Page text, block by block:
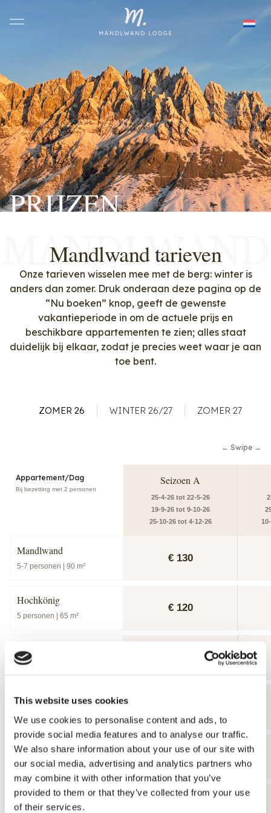
This website uses cookies
We use cookies to personalise content and ads, to
provide social media features and to analyse our traffic.
We also share information about your use of our site with
our social media, advertising and analytics partners who
may combine it with other information that you’ve
provided to them or that they’ve collected from your use
of their services.
PRIJZEN
Mandlwand tarieven
Onze tarieven wisselen mee met de berg: winter is
anders dan zomer. Druk onderaan deze pagina op de
“Nu boeken” knop, geeft de gewenste
vakantieperiode in om de actuele prijs en
beschikbare appartementen te zien; alles staat
duidelijk bij elkaar, zodat je precies weet waar je aan
toe bent.
ZOMER 26 WINTER 26/27 ZOMER 27
← Swipe →
Appartement/Dag
Bij bezetting met 2 personen
Seizoen A
25-4-26 tot 22-5-26
19-9-26 tot 9-10-26
25-10-26 tot 4-12-26
Mandlwand
5-7 personen | 90 m²
€ 130
Hochkönig
5 personen | 65 m²
€ 120
Hochkeil
5 personen | 50 m²
Schneeberg
5 personen | 55 m²
Grossglockner
4 personen | 40 m²
€ 105
Klingspitze